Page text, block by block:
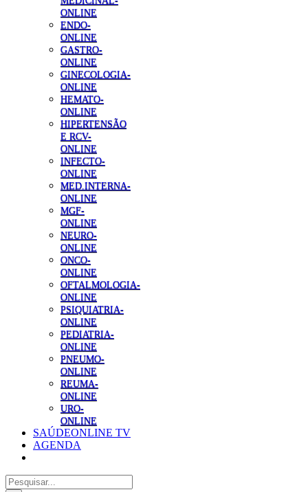
ONLINE
ENDO-
ONLINE
GASTRO-
ONLINE
GINECOLOGIA-
ONLINE
HEMATO-
ONLINE
HIPERTENSÃO
E RCV-
ONLINE
INFECTO-
ONLINE
MED.INTERNA-
ONLINE
MGF-
ONLINE
NEURO-
ONLINE
ONCO-
ONLINE
OFTALMOLOGIA-
ONLINE
PSIQUIATRIA-
ONLINE
PEDIATRIA-
ONLINE
PNEUMO-
ONLINE
REUMA-
ONLINE
URO-
ONLINE
SAÚDEONLINE TV
AGENDA
Pesquisar